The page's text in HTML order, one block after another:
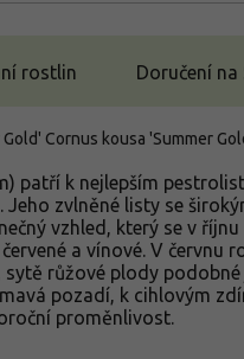
rostlin Doručení na
Cornus kousa 'Summer
patří k nejlepším
zvlněné listy se
vzhled, který se v říjnu
a vínové. V červnu
růžové plody
pozadí, k cihlovým
proměnlivost.